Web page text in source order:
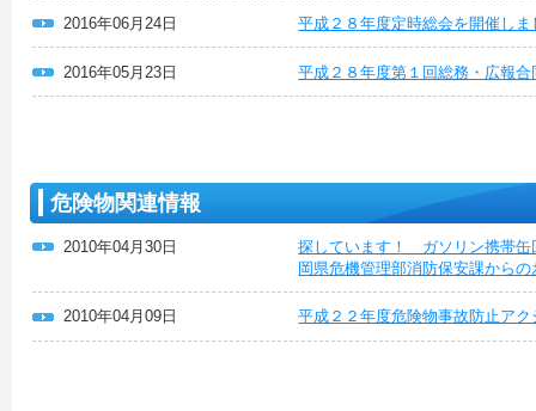
2016年06月24日 平成２８年度定時総会を開催しま
2016年05月23日 平成２８年度第１回総務・広報
危険物関連情報
2010年04月30日
探しています！ ガソリン携帯缶
岡県危機管理部消防保安課から
2010年04月09日 平成２２年度危険物事故防止ア